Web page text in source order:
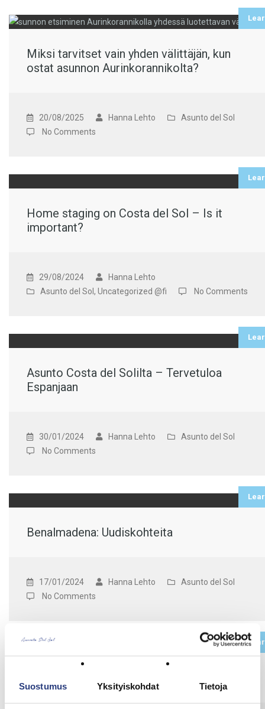
Suostumus Yksityiskohdat Tietoja
Miksi tarvitset vain yhden välittäjän, kun
ostat asunnon Aurinkorannikolta?
20/08/2025 Hanna Lehto
Asunto del Sol
No Comments
Home staging on Costa del Sol – Is it
important?
29/08/2024
Hanna Lehto
Asunto del Sol , Uncategorized @fi No Comments
Asunto Costa del Solilta – Tervetuloa
Espanjaan
30/01/2024 Hanna Lehto
Asunto del Sol
No Comments
Benalmadena: Uudiskohteita
17/01/2024 Hanna Lehto
Asunto del Sol
No Comments